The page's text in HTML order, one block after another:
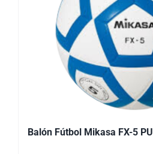
Balón Fútbol Mikasa FX-5 PU